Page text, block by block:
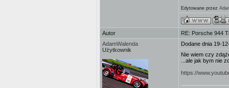
Edytowane przez
Autor
RE: Porsche 944
AdamWalenda
Użytkownik
Dodane dnia 19-
Nie wiem czy
...ale jak bym nie
https://